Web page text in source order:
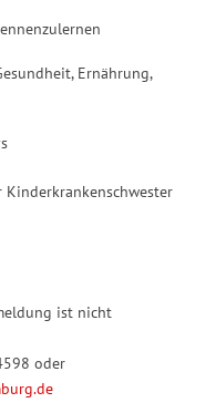
Ernährung,
ist nicht
oder